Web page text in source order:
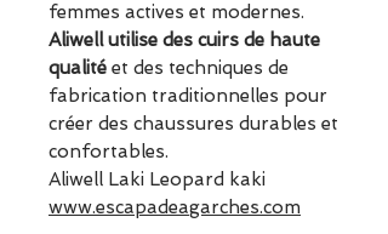
femmes actives et modernes.
Aliwell utilise des cuirs de haute
qualité et des techniques de
fabrication traditionnelles pour
créer des chaussures durables et
confortables.
Aliwell Laki Leopard kaki
www.escapadeagarches.com